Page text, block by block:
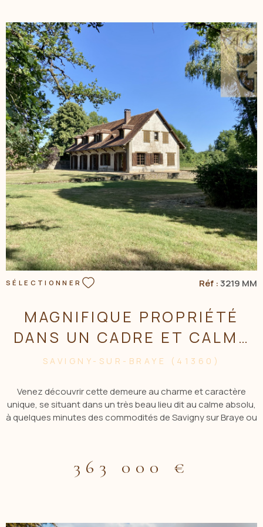
un WC séparé en RDC, 2 chambres, une salle d'eau et 1 WC au
second, et un grand grenier aménageable au dernier étage.
Les maisons donnent sur une cour commune d'environ
700m2 offrant en complément une grande grange (usage de
garage possible), un atelier et un débarras. Les projets
peuvent être multiples : investissement locatif sur une des
maisons ou l'ensemble, projet d'habitation avec intérieurs
indépendants, ou réunion des deux maisons en une ! A visiter
sans tarder ! Contact : Muriel MADURE au 06 88 48 16 07
Entrepreneur Individuel - Agt Cial - RSAC BLOIS N° 907 451 876
Les informations sur les risques auxquels ce bien est exposé
sont disponibles sur le site Géorisques :
www.georisques.gouv.fr
VOIR LE BIEN
SÉLECTIONNER Réf :3219 MM
MAGNIFIQUE PROPRIÉTÉ
DANS UN CADRE ET CALME
EXCEPTIONNELS
SAVIGNY-SUR-BRAYE (41360)
Venez découvrir cette demeure au charme et caractère
unique, se situant dans un très beau lieu dit au calme absolu,
à quelques minutes des commodités de Savigny sur Braye ou
dans un monde à part. Elle se compose d'un superbe séjour
un WC séparé. L'étage accessible par un superbe escalier
363 000 €